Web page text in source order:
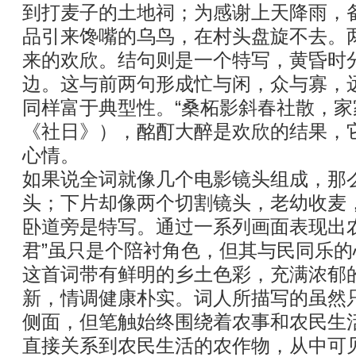
到打麦子的土地祠；为感谢上天降雨，
品引来馋嘴的乌鸟，在村头盘旋不去。
来的欢欣。结句则是一个特写，黄昏时
边。这与前两句形成忙与闲，众与寡，
同样富于典型性。“桑柘影斜春社散，
《社日》），酩酊大醉是欢欣的结果
心情。
如果说全词就像几个电影镜头组成，那
头；下片却像两个切割镜头，老幼收麦
卧道旁是特写。通过一系列画面表现出
君”虽只是个陪衬角色，但其与民同乐
这首词带有鲜明的乡土色彩，充满浓郁
新，情调健康朴实。词人所描写的虽然
侧面，但笔触始终围绕着农事和农民生
直接关系到农民生活的农作物，从中可